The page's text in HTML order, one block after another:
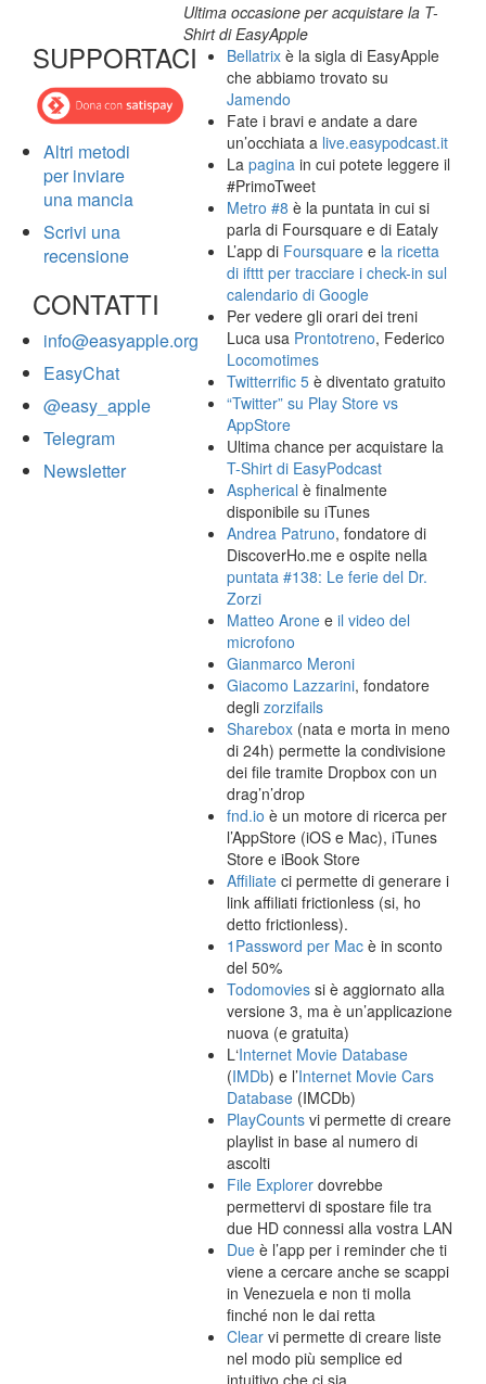
SUPPORTACI
Altri metodi
per inviare
una mancia
Scrivi una
recensione
CONTATTI
info@easyapple.org
EasyChat
@easy_apple
Telegram
Newsletter
Ultima occasione per acquistare la T-
Shirt di EasyApple
Bellatrix è la sigla di EasyApple
che abbiamo trovato su
Jamendo
Fate i bravi e andate a dare
un’occhiata a live.easypodcast.it
Lapagina in cui potete leggere il
#PrimoTweet
Metro #8 è la puntata in cui si
parla di Foursquare e di Eataly
L’app di Foursquare e la ricetta
di ifttt per tracciare i check-in sul
calendario di Google
Per vedere gli orari dei treni
Luca usa Prontotreno, Federico
Locomotimes
Twitterrific 5 è diventato gratuito
“Twitter” su Play Store vs
AppStore
Ultima chance per acquistare la
T-Shirt di EasyPodcast
Aspherical è finalmente
disponibile su iTunes
Andrea Patruno, fondatore di
DiscoverHo.me e ospite nella
puntata #138: Le ferie del Dr.
Zorzi
Matteo Arone eil video del
microfono
Gianmarco Meroni
Giacomo Lazzarini, fondatore
deglizorzifails
Sharebox (nata e morta in meno
di 24h) permette la condivisione
dei file tramite Dropbox con un
drag’n’drop
fnd.io è un motore di ricerca per
l’AppStore (iOS e Mac), iTunes
Store e iBook Store
Affiliate ci permette di generare i
link affiliati frictionless (si, ho
detto frictionless).
1Password per Mac è in sconto
del 50%
Todomovies si è aggiornato alla
versione 3, ma è un’applicazione
nuova (e gratuita)
L‘Internet Movie Database
(IMDb) e l’Internet Movie Cars
Database (IMCDb)
PlayCounts vi permette di creare
playlist in base al numero di
ascolti
File Explorer dovrebbe
permettervi di spostare file tra
due HD connessi alla vostra LAN
Due è l’app per i reminder che ti
viene a cercare anche se scappi
in Venezuela e non ti molla
finché non le dai retta
Clear vi permette di creare liste
nel modo più semplice ed
intuitivo che ci sia